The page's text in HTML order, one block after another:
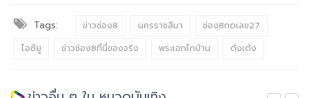
Tags: ข่าวช่อง8 นครราชสีมา
ช่อง8กดเลข27
ไอซียู
ข่าวช่อง8ที่นี่ของจริง พระเอกไทบ้าน ด้งเด้ง